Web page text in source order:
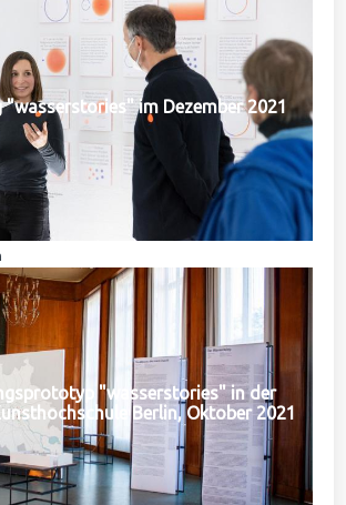
"wasserstories" im Dezember 2021
"wasserstories" in der
Berlin, Oktober 2021